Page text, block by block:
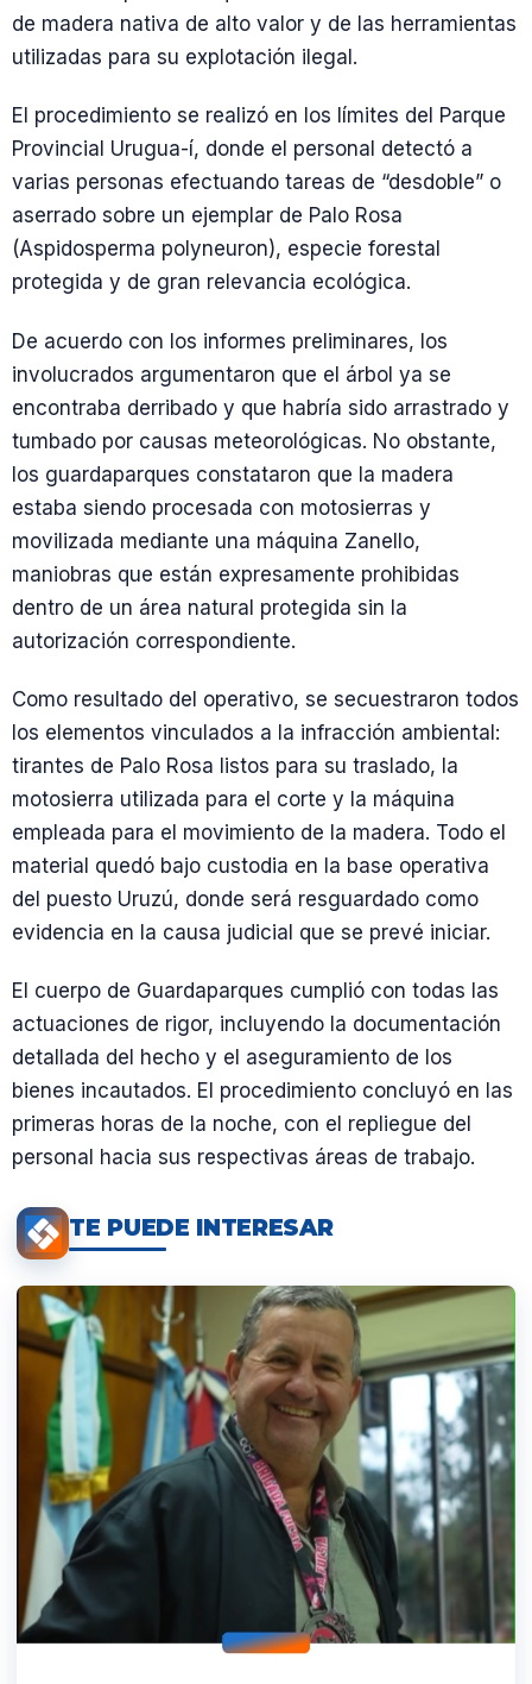
de madera nativa de alto valor y de las herramientas
utilizadas para su explotación ilegal.
El procedimiento se realizó en los límites del Parque
Provincial Urugua-í, donde el personal detectó a
varias personas efectuando tareas de “desdoble” o
aserrado sobre un ejemplar de Palo Rosa
(Aspidosperma polyneuron), especie forestal
protegida y de gran relevancia ecológica.
De acuerdo con los informes preliminares, los
involucrados argumentaron que el árbol ya se
encontraba derribado y que habría sido arrastrado y
tumbado por causas meteorológicas. No obstante,
los guardaparques constataron que la madera
estaba siendo procesada con motosierras y
movilizada mediante una máquina Zanello,
maniobras que están expresamente prohibidas
dentro de un área natural protegida sin la
autorización correspondiente.
Como resultado del operativo, se secuestraron todos
los elementos vinculados a la infracción ambiental:
tirantes de Palo Rosa listos para su traslado, la
motosierra utilizada para el corte y la máquina
empleada para el movimiento de la madera. Todo el
material quedó bajo custodia en la base operativa
del puesto Uruzú, donde será resguardado como
evidencia en la causa judicial que se prevé iniciar.
El cuerpo de Guardaparques cumplió con todas las
actuaciones de rigor, incluyendo la documentación
detallada del hecho y el aseguramiento de los
bienes incautados. El procedimiento concluyó en las
primeras horas de la noche, con el repliegue del
personal hacia sus respectivas áreas de trabajo.
TE PUEDE INTERESAR